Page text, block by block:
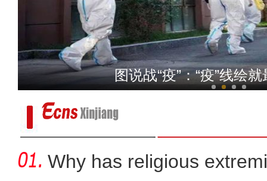
新疆伊犁：“90后”姐弟
图说战“疫”：“疫”线绘
Why has religious